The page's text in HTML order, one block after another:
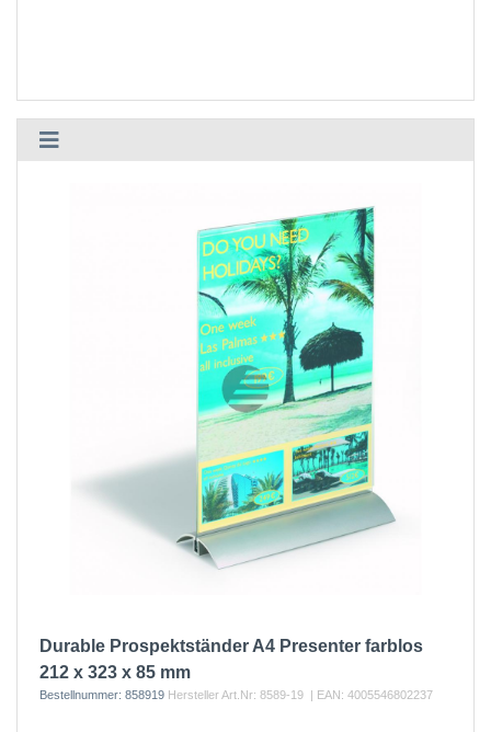
Durable Prospektständer A4 Presenter farblos
212 x 323 x 85 mm
Bestellnummer: 858919 Hersteller Art.Nr: 8589-19 | EAN: 4005546802237